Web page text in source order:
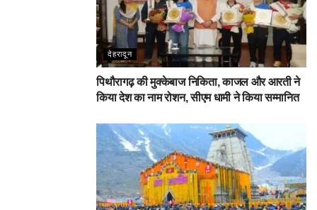
देहरादून
पिथौरागढ़ की मुक्केबाज निकिता, काजल और आरती ने
किया देश का नाम रोशन, सीएम धामी ने किया सम्मानित